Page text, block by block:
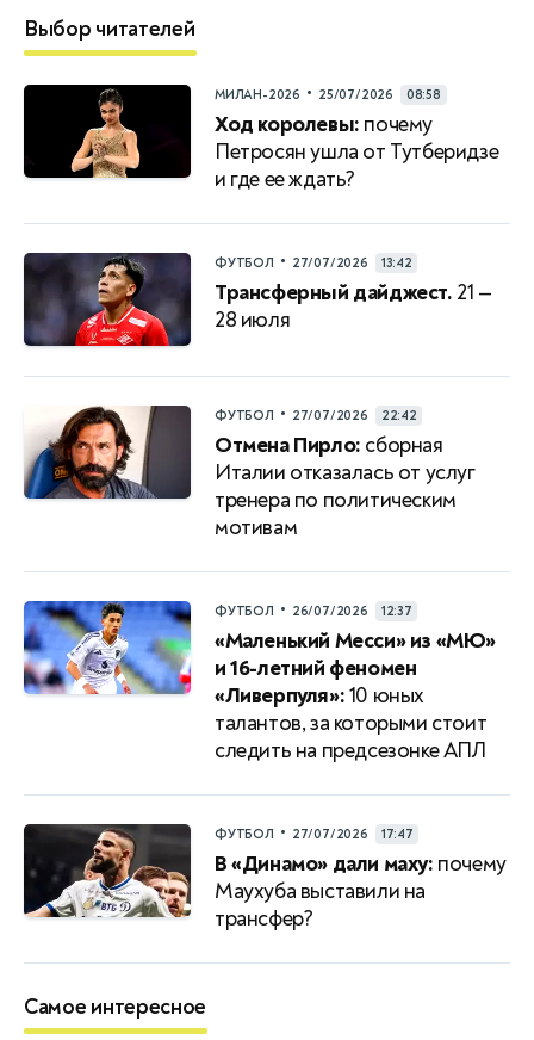
Выбор читателей
МИЛАН-2026 • 25/07/2026 08:58
Ход королевы: почему
Петросян ушла от Тутберидзе
и где ее ждать?
ФУТБОЛ • 27/07/2026 13:42
Трансферный дайджест. 21 —
28 июля
ФУТБОЛ • 27/07/2026 22:42
Отмена Пирло: сборная
Италии отказалась от услуг
тренера по политическим
мотивам
ФУТБОЛ • 26/07/2026 12:37
«Маленький Месси» из «МЮ»
и 16-летний феномен
«Ливерпуля»:10 юных
талантов, за которыми стоит
следить на предсезонке АПЛ
ФУТБОЛ • 27/07/2026 17:47
В «Динамо» дали маху: почему
Маухуба выставили на
трансфер?
Самое интересное